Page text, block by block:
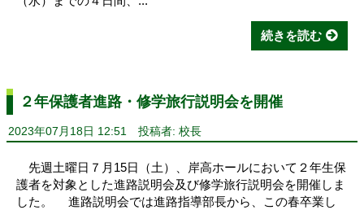
続きを読む
２年保護者進路・修学旅行説明会を開催
2023年07月18日 12:51 投稿者: 校長
先週土曜日７月15日（土）、岸高ホールにおいて２年生保
護者を対象とした進路説明会及び修学旅行説明会を開催しま
した。 進路説明会では進路指導部長から、この春卒業し